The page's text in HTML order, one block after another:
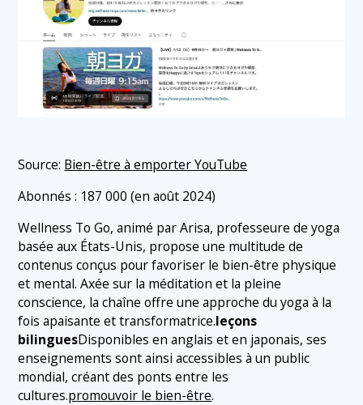
Source: Bien-être à emporter YouTube
Abonnés : 187 000 (en août 2024)
Wellness To Go, animé par Arisa, professeure de yoga
basée aux États-Unis, propose une multitude de
contenus conçus pour favoriser le bien-être physique
et mental. Axée sur la méditation et la pleine
conscience, la chaîne offre une approche du yoga à la
fois apaisante et transformatrice.leçons
bilinguesDisponibles en anglais et en japonais, ses
enseignements sont ainsi accessibles à un public
mondial, créant des ponts entre les
cultures.promouvoir le bien-être.